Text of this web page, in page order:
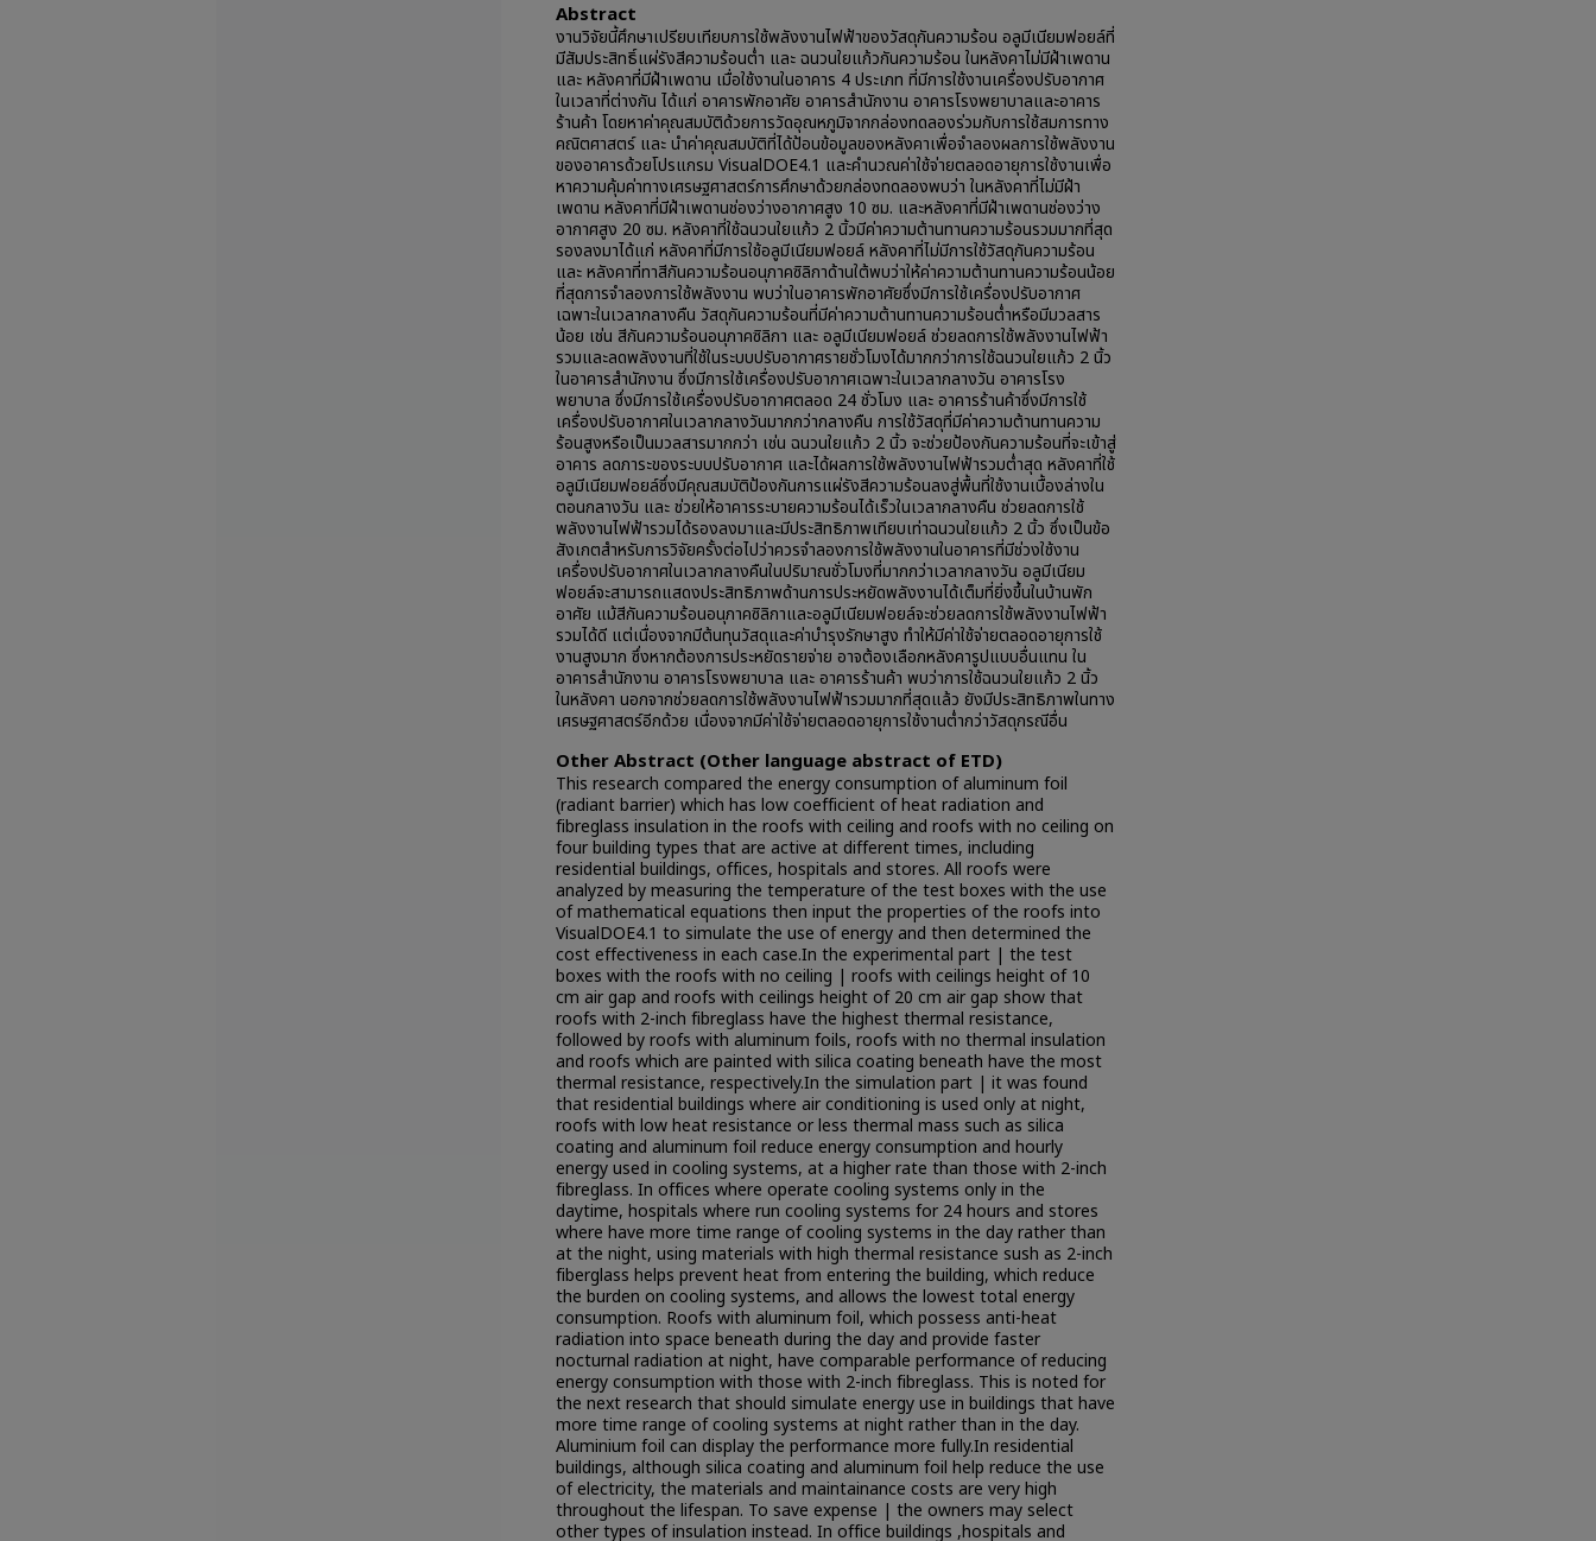
Abstract
งานวิจัยนี้ศึกษาเปรียบเทียบการใช้พลังงานไฟฟ้าของวัสดุกันความร้อน อลูมีเนียมฟอยล์ที่
มีสัมประสิทธิ์แผ่รังสีความร้อนต่ำ และ ฉนวนใยแก้วกันความร้อน ในหลังคาไม่มีฝ้าเพดาน
และ หลังคาที่มีฝ้าเพดาน เมื่อใช้งานในอาคาร 4 ประเภท ที่มีการใช้งานเครื่องปรับอากาศ
ในเวลาที่ต่างกัน ได้แก่ อาคารพักอาศัย อาคารสำนักงาน อาคารโรงพยาบาลและอาคาร
ร้านค้า โดยหาค่าคุณสมบัติด้วยการวัดอุณหภูมิจากกล่องทดลองร่วมกับการใช้สมการทาง
คณิตศาสตร์ และ นำค่าคุณสมบัติที่ได้ป้อนข้อมูลของหลังคาเพื่อจำลองผลการใช้พลังงาน
ของอาคารด้วยโปรแกรม VisualDOE4.1 และคำนวณค่าใช้จ่ายตลอดอายุการใช้งานเพื่อ
หาความคุ้มค่าทางเศรษฐศาสตร์การศึกษาด้วยกล่องทดลองพบว่า ในหลังคาที่ไม่มีฝ้า
เพดาน หลังคาที่มีฝ้าเพดานช่องว่างอากาศสูง 10 ซม. และหลังคาที่มีฝ้าเพดานช่องว่าง
อากาศสูง 20 ซม. หลังคาที่ใช้ฉนวนใยแก้ว 2 นิ้วมีค่าความต้านทานความร้อนรวมมากที่สุด
รองลงมาได้แก่ หลังคาที่มีการใช้อลูมีเนียมฟอยล์ หลังคาที่ไม่มีการใช้วัสดุกันความร้อน
และ หลังคาที่ทาสีกันความร้อนอนุภาคซิลิกาด้านใต้พบว่าให้ค่าความต้านทานความร้อนน้อย
ที่สุดการจำลองการใช้พลังงาน พบว่าในอาคารพักอาศัยซึ่งมีการใช้เครื่องปรับอากาศ
เฉพาะในเวลากลางคืน วัสดุกันความร้อนที่มีค่าความต้านทานความร้อนต่ำหรือมีมวลสาร
น้อย เช่น สีกันความร้อนอนุภาคซิลิกา และ อลูมีเนียมฟอยล์ ช่วยลดการใช้พลังงานไฟฟ้า
รวมและลดพลังงานที่ใช้ในระบบปรับอากาศรายชั่วโมงได้มากกว่าการใช้ฉนวนใยแก้ว 2 นิ้ว
ในอาคารสำนักงาน ซึ่งมีการใช้เครื่องปรับอากาศเฉพาะในเวลากลางวัน อาคารโรง
พยาบาล ซึ่งมีการใช้เครื่องปรับอากาศตลอด 24 ชั่วโมง และ อาคารร้านค้าซึ่งมีการใช้
เครื่องปรับอากาศในเวลากลางวันมากกว่ากลางคืน การใช้วัสดุที่มีค่าความต้านทานความ
ร้อนสูงหรือเป็นมวลสารมากกว่า เช่น ฉนวนใยแก้ว 2 นิ้ว จะช่วยป้องกันความร้อนที่จะเข้าสู่
อาคาร ลดภาระของระบบปรับอากาศ และได้ผลการใช้พลังงานไฟฟ้ารวมต่ำสุด หลังคาที่ใช้
อลูมีเนียมฟอยล์ซึ่งมีคุณสมบัติป้องกันการแผ่รังสีความร้อนลงสู่พื้นที่ใช้งานเบื้องล่างใน
ตอนกลางวัน และ ช่วยให้อาคารระบายความร้อนได้เร็วในเวลากลางคืน ช่วยลดการใช้
พลังงานไฟฟ้ารวมได้รองลงมาและมีประสิทธิภาพเทียบเท่าฉนวนใยแก้ว 2 นิ้ว ซึ่งเป็นข้อ
สังเกตสำหรับการวิจัยครั้งต่อไปว่าควรจำลองการใช้พลังงานในอาคารที่มีช่วงใช้งาน
เครื่องปรับอากาศในเวลากลางคืนในปริมาณชั่วโมงที่มากกว่าเวลากลางวัน อลูมีเนียม
ฟอยล์จะสามารถแสดงประสิทธิภาพด้านการประหยัดพลังงานได้เต็มที่ยิ่งขึ้นในบ้านพัก
อาศัย แม้สีกันความร้อนอนุภาคซิลิกาและอลูมีเนียมฟอยล์จะช่วยลดการใช้พลังงานไฟฟ้า
รวมได้ดี แต่เนื่องจากมีต้นทุนวัสดุและค่าบำรุงรักษาสูง ทำให้มีค่าใช้จ่ายตลอดอายุการใช้
งานสูงมาก ซึ่งหากต้องการประหยัดรายจ่าย อาจต้องเลือกหลังคารูปแบบอื่นแทน ใน
อาคารสำนักงาน อาคารโรงพยาบาล และ อาคารร้านค้า พบว่าการใช้ฉนวนใยแก้ว 2 นิ้ว
ในหลังคา นอกจากช่วยลดการใช้พลังงานไฟฟ้ารวมมากที่สุดแล้ว ยังมีประสิทธิภาพในทาง
เศรษฐศาสตร์อีกด้วย เนื่องจากมีค่าใช้จ่ายตลอดอายุการใช้งานต่ำกว่าวัสดุกรณีอื่น
Other Abstract (Other language abstract of ETD)
This research compared the energy consumption of aluminum foil
(radiant barrier) which has low coefficient of heat radiation and
fibreglass insulation in the roofs with ceiling and roofs with no ceiling on
four building types that are active at different times, including
residential buildings, offices, hospitals and stores. All roofs were
analyzed by measuring the temperature of the test boxes with the use
of mathematical equations then input the properties of the roofs into
VisualDOE4.1 to simulate the use of energy and then determined the
cost effectiveness in each case.In the experimental part | the test
boxes with the roofs with no ceiling | roofs with ceilings height of 10
cm air gap and roofs with ceilings height of 20 cm air gap show that
roofs with 2-inch fibreglass have the highest thermal resistance,
followed by roofs with aluminum foils, roofs with no thermal insulation
and roofs which are painted with silica coating beneath have the most
thermal resistance, respectively.In the simulation part | it was found
that residential buildings where air conditioning is used only at night,
roofs with low heat resistance or less thermal mass such as silica
coating and aluminum foil reduce energy consumption and hourly
energy used in cooling systems, at a higher rate than those with 2-inch
fibreglass. In offices where operate cooling systems only in the
daytime, hospitals where run cooling systems for 24 hours and stores
where have more time range of cooling systems in the day rather than
at the night, using materials with high thermal resistance sush as 2-inch
fiberglass helps prevent heat from entering the building, which reduce
the burden on cooling systems, and allows the lowest total energy
consumption. Roofs with aluminum foil, which possess anti-heat
radiation into space beneath during the day and provide faster
nocturnal radiation at night, have comparable performance of reducing
energy consumption with those with 2-inch fibreglass. This is noted for
the next research that should simulate energy use in buildings that have
more time range of cooling systems at night rather than in the day.
Aluminium foil can display the performance more fully.In residential
buildings, although silica coating and aluminum foil help reduce the use
of electricity, the materials and maintainance costs are very high
throughout the lifespan. To save expense | the owners may select
other types of insulation instead. In office buildings ,hospitals and